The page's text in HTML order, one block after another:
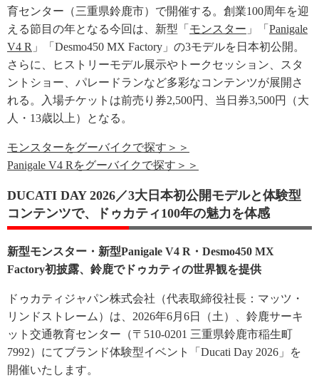
育センター（三重県鈴鹿市）で開催する。創業100周年を迎
える節目の年となる今回は、新型「 モンスター 」「 Panigale
V4 R 」「Desmo450 MX Factory」の3モデルを日本初公開。
さらに、ヒストリーモデル展示やトークセッション、スタ
ントショー、パレードランなど多彩なコンテンツが展開さ
れる。入場チケットは前売り券2,500円、当日券3,500円（大
人・13歳以上）となる。
モンスターをグーバイクで探す＞＞
Panigale V4 Rをグーバイクで探す＞＞
DUCATI DAY 2026／3大日本初公開モデルと体験型
コンテンツで、ドゥカティ100年の魅力を体感
新型モンスター・新型Panigale V4 R・Desmo450 MX
Factory初披露、鈴鹿でドゥカティの世界観を提供
ドゥカティジャパン株式会社（代表取締役社長：マッツ・
リンドストレーム）は、2026年6月6日（土）、鈴鹿サーキ
ット交通教育センター（〒510-0201 三重県鈴鹿市稲生町
7992）にてブランド体験型イベント「Ducati Day 2026」を
開催いたします。